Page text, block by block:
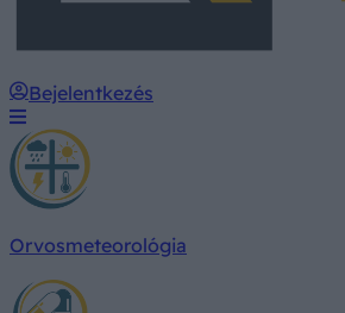
Bejelentkezés
Orvosmeteorológia